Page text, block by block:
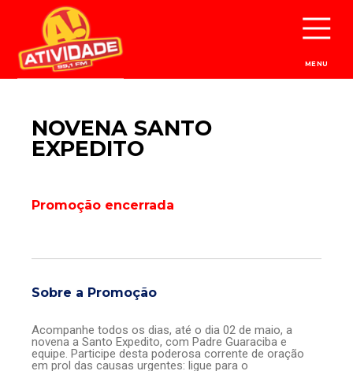
MENU
NOVENA SANTO
EXPEDITO
Promoção encerrada
Sobre a Promoção
Acompanhe todos os dias, até o dia 02 de maio, a
novena a Santo Expedito, com Padre Guaraciba e
equipe. Participe desta poderosa corrente de oração
em prol das causas urgentes: ligue para o